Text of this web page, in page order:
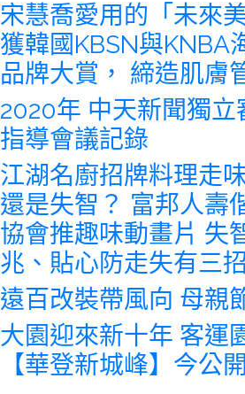
宋慧喬愛用的「未來
獲韓國KBSN與KNBA
品牌大賞， 締造肌膚
2020年 中天新聞獨立
指導會議記錄
江湖名廚招牌料理走
還是失智？ 富邦人壽
協會推趣味動畫片 失
兆、貼心防走失有三招
遠百改裝帶風向 母親
大園迎來新十年 客運
【華登新城峰】今公開